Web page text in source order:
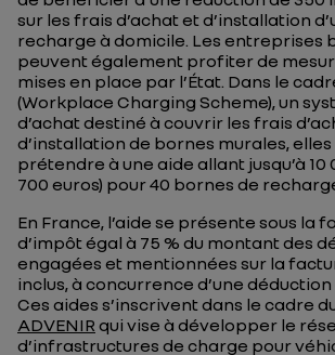
sur les frais d’achat et d’installation
recharge à domicile. Les entreprises
peuvent également profiter de
mises en place par l’État. Dans le
(Workplace Charging Scheme), un
d’achat destiné à couvrir les frais
d’installation de bornes murales,
prétendre à une aide allant jusqu’à 10
700 euros) pour 40 bornes de
En France, l’aide se présente sous la
d’impôt égal à 75 % du montant des
engagées et mentionnées sur la
inclus, à concurrence d’une déduction
Ces aides s’inscrivent dans le cadre
ADVENIR qui vise à développer le
d’infrastructures de charge pour